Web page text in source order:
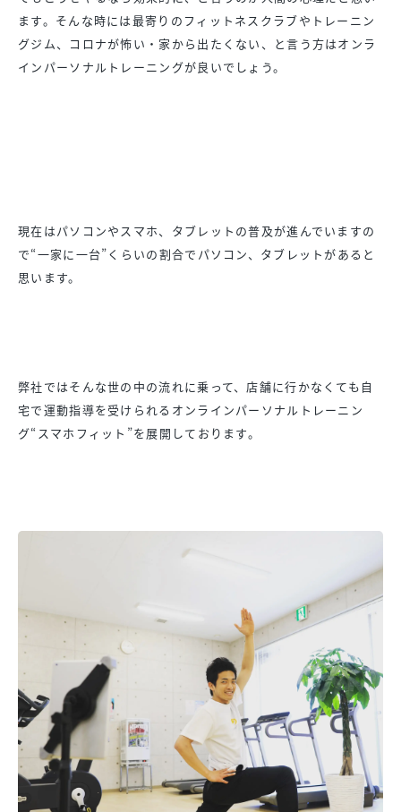
ます。そんな時には最寄りのフィットネスクラブやトレーニン
グジム、コロナが怖い・家から出たくない、と言う方はオンラ
インパーソナルトレーニングが良いでしょう。
現在はパソコンやスマホ、タブレットの普及が進んでいますの
で“一家に一台”くらいの割合でパソコン、タブレットがあると
思います。
弊社ではそんな世の中の流れに乗って、店舗に行かなくても自
宅で運動指導を受けられるオンラインパーソナルトレーニン
グ“スマホフィット”を展開しております。